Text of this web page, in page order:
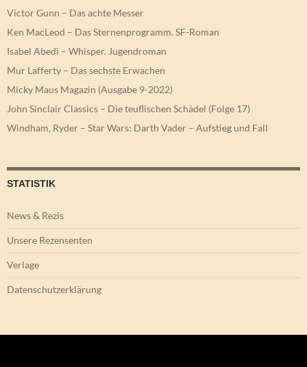
Victor Gunn – Das achte Messer
Ken MacLeod – Das Sternenprogramm. SF-Roman
Isabel Abedi – Whisper. Jugendroman
Mur Lafferty – Das sechste Erwachen
Micky Maus Magazin (Ausgabe 9-2022)
John Sinclair Classics – Die teuflischen Schädel (Folge 17)
Windham, Ryder – Star Wars: Darth Vader – Aufstieg und Fall
STATISTIK
News & Rezis
Unsere Rezensenten
Verlage
Datenschutzerklärung